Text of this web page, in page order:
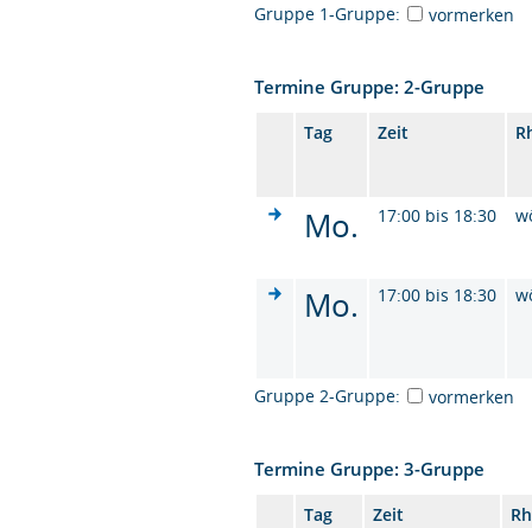
Gruppe 1-Gruppe: vormerken
Termine Gruppe: 2-Gruppe
Tag Zeit
Mo. 17:00 bis 18:30
Mo. 17:00 bis 18:30
Gruppe 2-Gruppe: vormerken
Termine Gruppe: 3-Gruppe
Tag Zeit